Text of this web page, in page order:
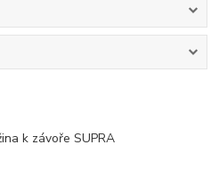
k závoře SUPRA